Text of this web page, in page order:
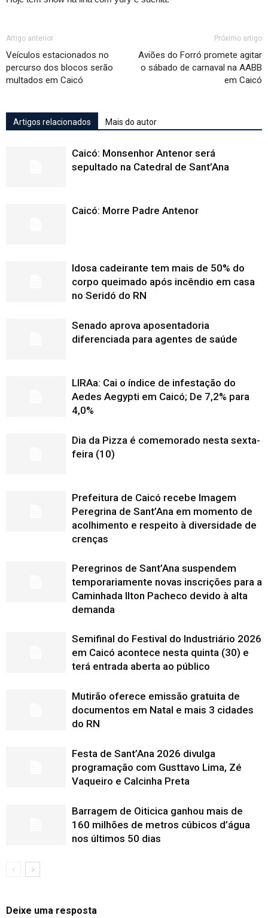
Artigo anterior
Veículos estacionados no
percurso dos blocos serão
multados em Caicó
Próximo artigo
Aviões do Forró promete agitar
o sábado de carnaval na AABB
em Caicó
Artigos relacionados Mais do autor
Caicó: Monsenhor Antenor será
sepultado na Catedral de Sant’Ana
Caicó: Morre Padre Antenor
Idosa cadeirante tem mais de 50% do
corpo queimado após incêndio em casa
no Seridó do RN
Senado aprova aposentadoria
diferenciada para agentes de saúde
LIRAa: Cai o índice de infestação do
Aedes Aegypti em Caicó; De 7,2% para
4,0%
Dia da Pizza é comemorado nesta sexta-
feira (10)
Prefeitura de Caicó recebe Imagem
Peregrina de Sant’Ana em momento de
acolhimento e respeito à diversidade de
crenças
Peregrinos de Sant’Ana suspendem
temporariamente novas inscrições para a
Caminhada Ilton Pacheco devido à alta
demanda
Semifinal do Festival do Industriário 2026
em Caicó acontece nesta quinta (30) e
terá entrada aberta ao público
Mutirão oferece emissão gratuita de
documentos em Natal e mais 3 cidades
do RN
Festa de Sant’Ana 2026 divulga
programação com Gusttavo Lima, Zé
Vaqueiro e Calcinha Preta
Barragem de Oiticica ganhou mais de
160 milhões de metros cúbicos d’água
nos últimos 50 dias
Deixe uma resposta